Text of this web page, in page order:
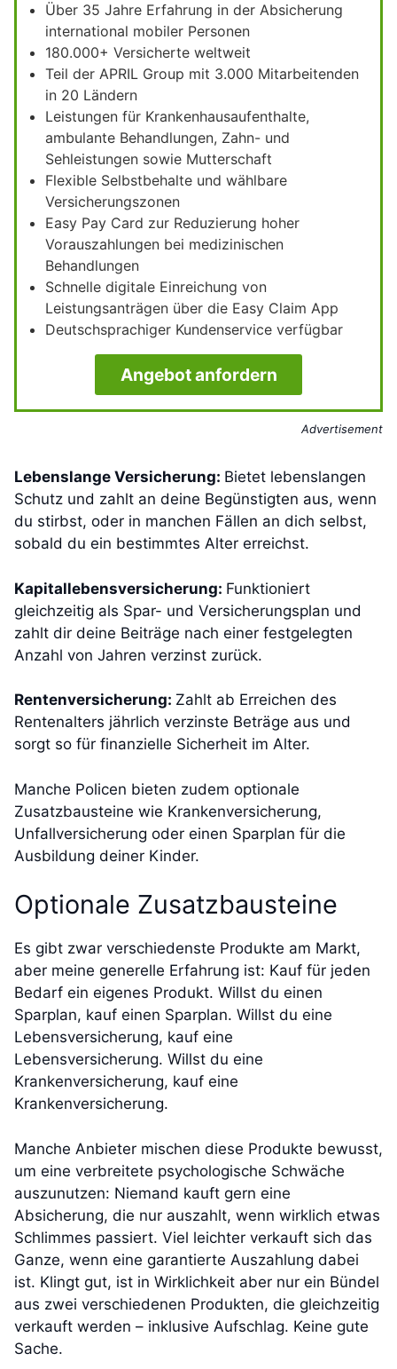
Über 35 Jahre Erfahrung in der Absicherung
international mobiler Personen
180.000+ Versicherte weltweit
Teil der APRIL Group mit 3.000 Mitarbeitenden
in 20 Ländern
Leistungen für Krankenhausaufenthalte,
ambulante Behandlungen, Zahn- und
Sehleistungen sowie Mutterschaft
Flexible Selbstbehalte und wählbare
Versicherungszonen
Easy Pay Card zur Reduzierung hoher
Vorauszahlungen bei medizinischen
Behandlungen
Schnelle digitale Einreichung von
Leistungsanträgen über die Easy Claim App
Deutschsprachiger Kundenservice verfügbar
Angebot anfordern
Advertisement
Lebenslange Versicherung: Bietet lebenslangen
Schutz und zahlt an deine Begünstigten aus, wenn
du stirbst, oder in manchen Fällen an dich selbst,
sobald du ein bestimmtes Alter erreichst.
Kapitallebensversicherung: Funktioniert
gleichzeitig als Spar- und Versicherungsplan und
zahlt dir deine Beiträge nach einer festgelegten
Anzahl von Jahren verzinst zurück.
Rentenversicherung: Zahlt ab Erreichen des
Rentenalters jährlich verzinste Beträge aus und
sorgt so für finanzielle Sicherheit im Alter.
Manche Policen bieten zudem optionale
Zusatzbausteine wie Krankenversicherung,
Unfallversicherung oder einen Sparplan für die
Ausbildung deiner Kinder.
Optionale Zusatzbausteine
Es gibt zwar verschiedenste Produkte am Markt,
aber meine generelle Erfahrung ist: Kauf für jeden
Bedarf ein eigenes Produkt. Willst du einen
Sparplan, kauf einen Sparplan. Willst du eine
Lebensversicherung, kauf eine
Lebensversicherung. Willst du eine
Krankenversicherung, kauf eine
Krankenversicherung.
Manche Anbieter mischen diese Produkte bewusst,
um eine verbreitete psychologische Schwäche
auszunutzen: Niemand kauft gern eine
Absicherung, die nur auszahlt, wenn wirklich etwas
Schlimmes passiert. Viel leichter verkauft sich das
Ganze, wenn eine garantierte Auszahlung dabei
ist. Klingt gut, ist in Wirklichkeit aber nur ein Bündel
aus zwei verschiedenen Produkten, die gleichzeitig
verkauft werden – inklusive Aufschlag. Keine gute
Sache.